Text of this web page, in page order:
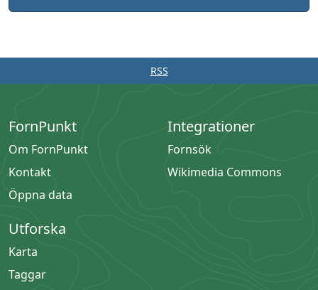
RSS
FornPunkt
Om FornPunkt
Kontakt
Öppna data
Integrationer
Fornsök
Wikimedia Commons
Utforska
Karta
Taggar